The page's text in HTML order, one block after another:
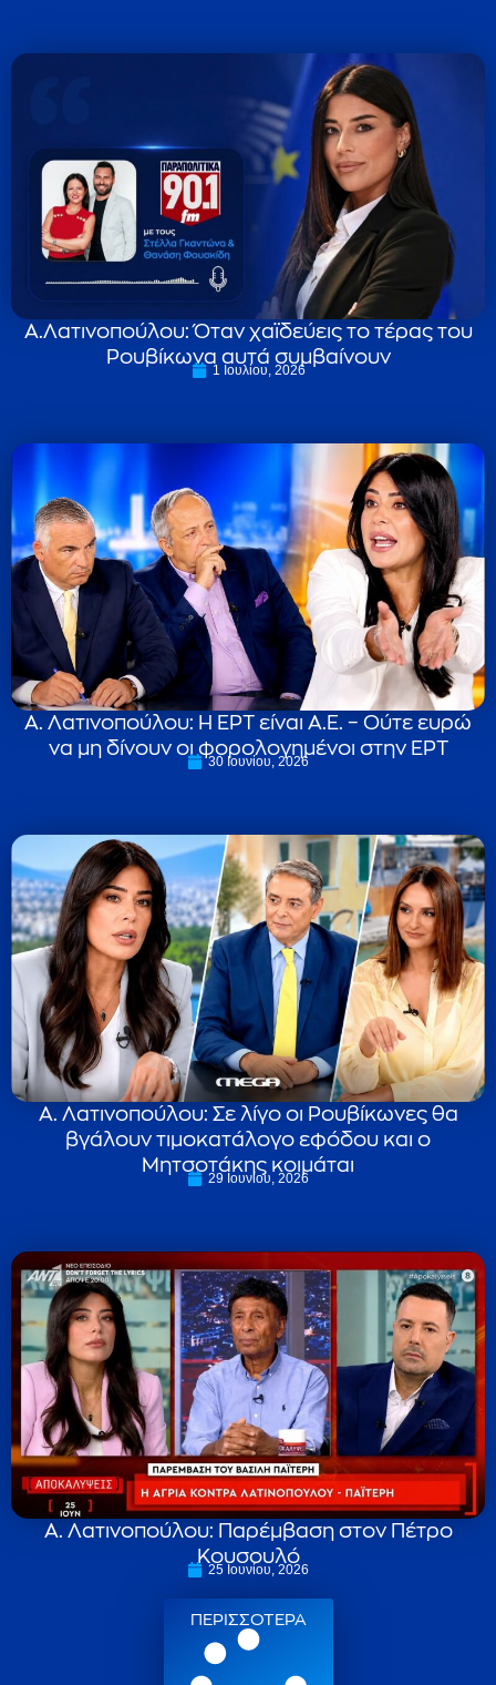
Α.Λατινοπούλου: Όταν χαϊδεύεις το τέρας του
Ρουβίκωνα αυτά συμβαίνουν
1 Ιουλίου, 2026
Α. Λατινοπούλου: Η ΕΡΤ είναι Α.Ε. – Ούτε ευρώ
να μη δίνουν οι φορολογημένοι στην ΕΡΤ
30 Ιουνίου, 2026
Α. Λατινοπούλου: Σε λίγο οι Ρουβίκωνες θα
βγάλουν τιμοκατάλογο εφόδου και ο
Μητσοτάκης κοιμάται
29 Ιουνίου, 2026
Α. Λατινοπούλου: Παρέμβαση στον Πέτρο
Κουσουλό
25 Ιουνίου, 2026
ΠΕΡΙΣΣΟΤΕΡΑ